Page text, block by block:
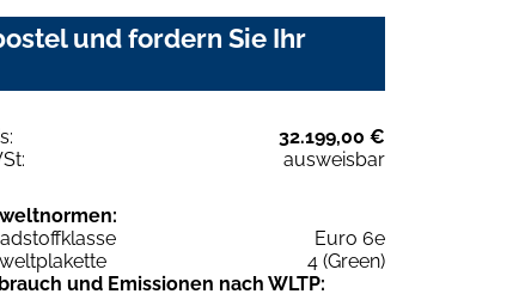
und fordern Sie Ihr
32.199,00 €
ausweisbar
Euro 6e
4 (Green)
und Emissionen nach WLTP: